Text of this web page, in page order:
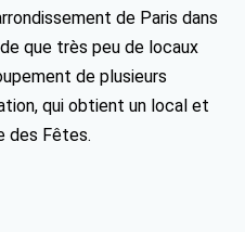
de Paris dans
que très peu de locaux
de plusieurs
qui obtient un local et
des Fêtes.